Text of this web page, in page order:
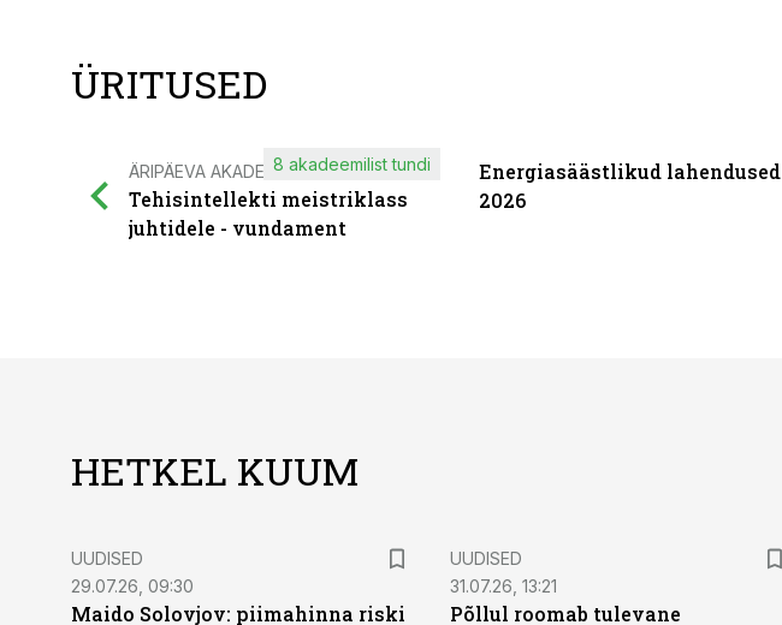
ÜRITUSED
ÄRIPÄEVA AKADEEMIA
Tehisintellekti meistriklass
juhtidele - vundament
8 akadeemilist tundi
Energiasäästlikud lahendused
2026
HETKEL KUUM
UUDISED
29.07.26, 09:30
Maido Solovjov: piimahinna riski
UUDISED
31.07.26, 13:21
Põllul roomab tulevane